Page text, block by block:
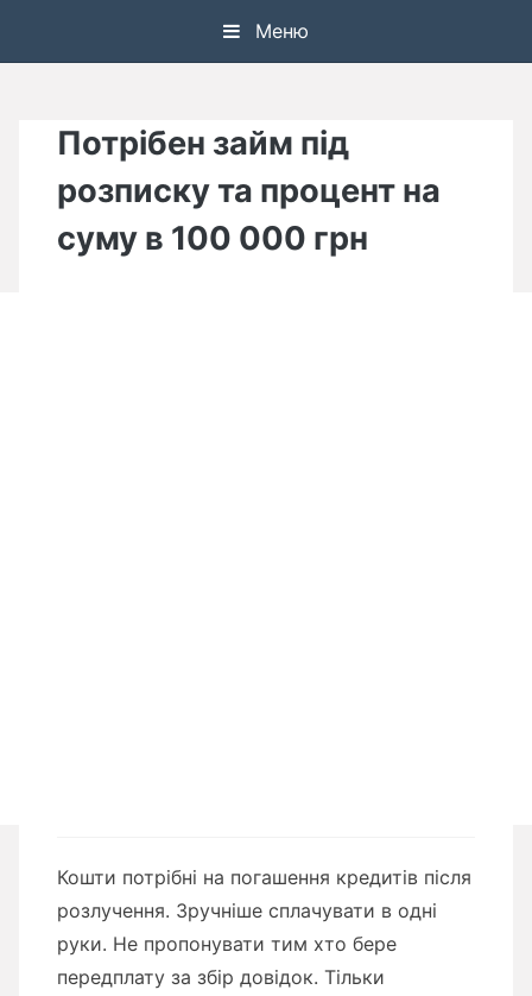
Меню
Потрібен займ під
розписку та процент на
суму в 100 000 грн
Кошти потрібні на погашення кредитів після
розлучення. Зручніше сплачувати в одні
руки. Не пропонувати тим хто бере
передплату за збір довідок. Тільки